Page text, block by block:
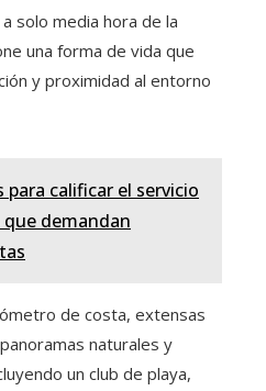
solo media hora de la
una forma de vida que
y proximidad al entorno
para calificar el servicio
demandan
de costa, extensas
naturales y
un club de playa,